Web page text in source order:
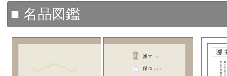
■ 名品図鑑